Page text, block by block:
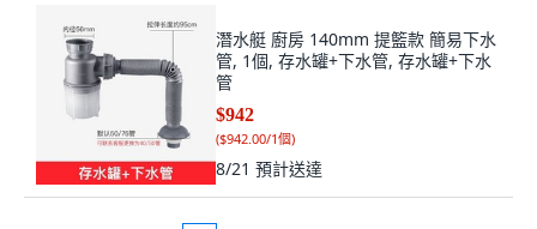
潛水艇 廚房 140mm 提籃款 簡易下水
管, 1個, 存水罐+下水管, 存水罐+下水
管
$942
($942.00/1個)
8/21 預計送達